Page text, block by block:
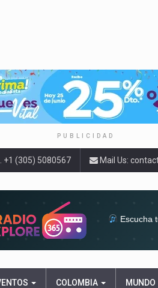
PUBLICIDAD
+1 (305) 5080567 Mail Us:
Escucha
COLOMBIA MUNDO